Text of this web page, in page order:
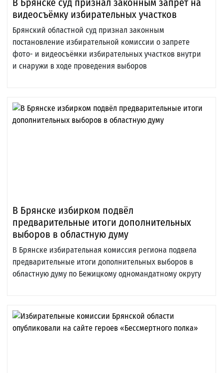
В Брянске суд признал законным запрет на
видеосъёмку избирательных участков
Брянский областной суд признал законным
постановление избирательной комиссии о запрете
фото- и видеосъёмки избирательных участков внутри
и снаружи в ходе проведения выборов
В Брянске избирком подвёл
предварительные итоги дополнительных
выборов в областную думу
В Брянске избирательная комиссия региона подвела
предварительные итоги дополнительных выборов в
областную думу по Бежицкому одномандатному округу